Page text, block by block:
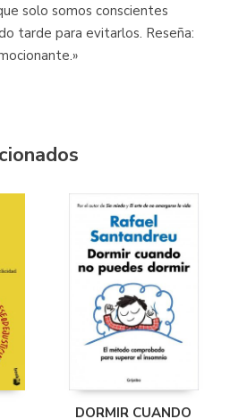
solo somos conscientes
tarde para evitarlos. Reseña:
DORMIR CUANDO